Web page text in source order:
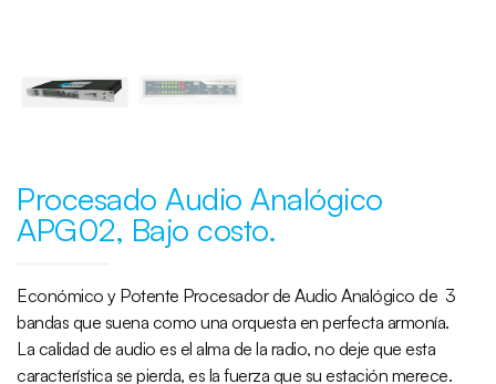
Procesado Audio Analógico
APG02, Bajo costo.
Económico y Potente Procesador de Audio Analógico de 3
bandas que suena como una orquesta en perfecta armonía.
La calidad de audio es el alma de la radio, no deje que esta
característica se pierda, es la fuerza que su estación merece.